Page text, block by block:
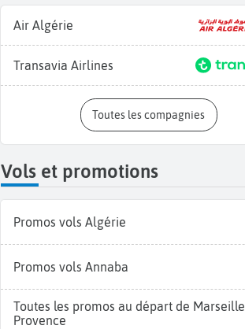
Air Algérie
Transavia Airlines
Toutes les compagnies
Vols et promotions
Promos vols Algérie
Promos vols Annaba
Toutes les promos au départ de Marseille
Provence